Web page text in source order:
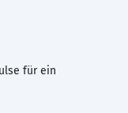
für ein